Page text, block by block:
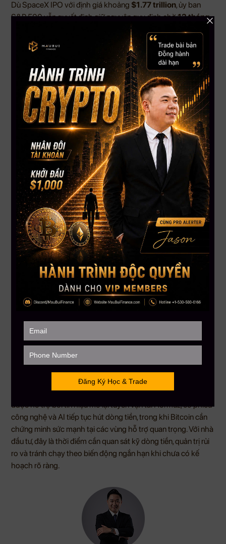
Dù SpaceX IPO với định giá khoảng $1.77 trillion, ủy ban
S&P 500 vẫn quyết định giữ nguyên quy định chờ12 tháng
trước khi xem xét thêm một công ty mới niêm yết vào chỉ số.
Điều này đồng nghĩa nhà đầu tư đang nắm các quỹ theo S&P
500 như VOO, IVV hoặc SPY sẽ chưa có tiếp xúc trực tiếp với
SpaceX trong ít nhất một năm. Trong khi đó, Nasdaq và
Russell có cách tiếp cận linh hoạt hơn, tạo ra sự khác biệt
đáng chú ý giữa các chỉ số lớn tại Mỹ.
4. Bitcoin được dự báo có thể tìm vùng đáy vĩ mô quanh
$50,000 – $60,000 trong Q3
Một số trader cho rằng Bitcoin có thể tạo vùng đáy quan
trọng trong quý 3 nếu thị trường quét thanh khoản quanh
vùng dưới$60,000rồi đảo chiều. Khu vực$50,000 –
$60,000đang được xem là vùng đáng chú ý trên dữ liệu
thanh khoản.
Vùng $61,000 – $62,000hiện được nhiều nhà giao dịch
theo dõi sát. Nếu Bitcoin không giữ được khu vực này, áp lực
ngắn hạn có thể tăng lên. Ngược lại, nếu thị trường chỉ quét
thanh khoản một phần rồi phục hồi, điều đó có thể khiến
nhiều người bất ngờ.
5. Bitcoin tách nhịp với cổ phiếu công nghệ, dòng tiền
nghiêng về AI
Bitcoin giảm khoảng7%sau khi không lấy lại được vùng
, trong khi Nasdaq 100 vẫn giao dịch gần đỉnh lịch
sử. Sự tách nhịp này cho thấy dòng tiền đang ưu tiên nhóm
công nghệ và AI hơn là tài sản crypto.
Đồng USD mạnh lên, lợi suất trái phiếu Mỹ duy trì ở mức cao
và tâm lý thận trọng với các tài sản không tạo dòng tiền cũng
đang tạo sức ép lên Bitcoin. Trong khi đó, nhóm AI tiếp tục thu
hút sự chú ý lớn, đặc biệt sau làn sóng IPO và các câu chuyện
Thị trường đang bước vào giai đoạn phân hóa rõ rệt. Dầu mỏ
được hỗ trợ bởi tín hiệu mở lại tuyến vận tải Hormuz, cổ phiếu
công nghệ và AI tiếp tục hút dòng tiền, trong khi Bitcoin cần
chứng minh sức mạnh tại các vùng hỗ trợ quan trọng. Với nhà
đầu tư, đây là thời điểm cần quan sát kỹ dòng tiền, quản trị rủi
ro và tránh chạy theo biến động ngắn hạn khi chưa có kế
hoạch rõ ràng.